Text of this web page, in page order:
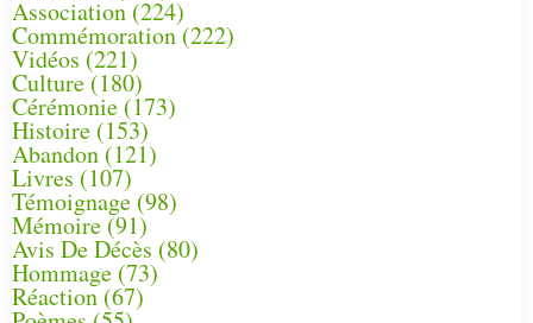
Association (224)
Commémoration(222)
Vidéos (221)
Culture(180)
Cérémonie (173)
Histoire (153)
Abandon(121)
Livres (107)
Témoignage (98)
Mémoire (91)
Avis De Décès (80)
Hommage (73)
Réaction(67)